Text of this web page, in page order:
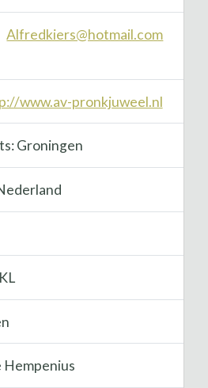
Alfredkiers@hotmail.com
www.av-pronkjuweel.nl
Groningen